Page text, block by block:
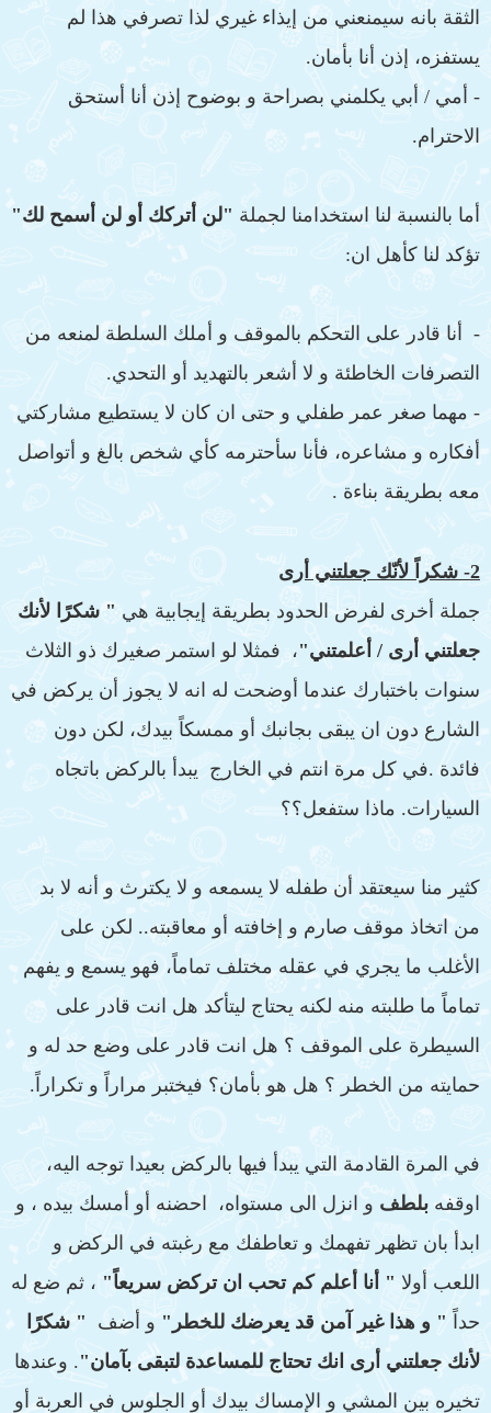
الثقة بانه سيمنعني من إيذاء غيري لذا تصرفي هذا لم
يستفزه، إذن أنا بأمان.
- أمي / أبي يكلمني بصراحة و بوضوح إذن أنا أستحق
الاحترام.
أما بالنسبة لنا استخدامنا لجملة "لن أتركك أو لن أسمح لك"
تؤكد لنا كأهل ان:
- أنا قادر على التحكم بالموقف و أملك السلطة لمنعه من
التصرفات الخاطئة و لا أشعر بالتهديد أو التحدي.
- مهما صغر عمر طفلي و حتى ان كان لا يستطيع مشاركتي
أفكاره و مشاعره، فأنا سأحترمه كأي شخص بالغ و أتواصل
معه بطريقة بناءة .
2- شكراً لأنّك جعلتني أرى
جملة أخرى لفرض الحدود بطريقة إيجابية هي " شكرًا لأنك
جعلتني أرى / أعلمتني"، فمثلا لو استمر صغيرك ذو الثلاث
سنوات باختبارك عندما أوضحت له انه لا يجوز أن يركض في
الشارع دون ان يبقى بجانبك أو ممسكاً بيدك، لكن دون
فائدة .في كل مرة انتم في الخارج يبدأ بالركض باتجاه
السيارات. ماذا ستفعل؟؟
كثير منا سيعتقد أن طفله لا يسمعه و لا يكترث و أنه لا بد
من اتخاذ موقف صارم و إخافته أو معاقبته.. لكن على
الأغلب ما يجري في عقله مختلف تماماً، فهو يسمع و يفهم
تماماً ما طلبته منه لكنه يحتاج ليتأكد هل انت قادر على
السيطرة على الموقف ؟ هل انت قادر على وضع حد له و
حمايته من الخطر ؟ هل هو بأمان؟ فيختبر مراراً و تكراراً.
في المرة القادمة التي يبدأ فيها بالركض بعيدا توجه اليه،
اوقفه بلطف و انزل الى مستواه، احضنه أو أمسك بيده ، و
ابدأ بان تظهر تفهمك و تعاطفك مع رغبته في الركض و
اللعب أولا " أنا أعلم كم تحب ان تركض سريعاً" ، ثم ضع له
حداً " و هذا غير آمن قد يعرضك للخطر" و أضف " شكرًا
لأنك جعلتني أرى انك تحتاج للمساعدة لتبقى بآمان". وعندها
تخيره بين المشي و الإمساك بيدك أو الجلوس في العربة أو